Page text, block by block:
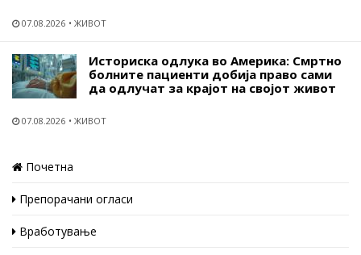
07.08.2026 ЖИВОТ
Историска одлука во Америка: Смртно
болните пациенти добија право сами
да одлучат за крајот на својот живот
07.08.2026 ЖИВОТ
Почетна
Препорачани огласи
Вработување